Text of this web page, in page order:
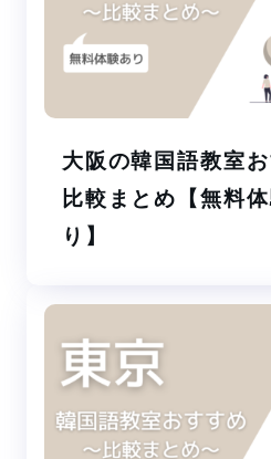
大阪の韓国語教室
比較まとめ【無料
り】